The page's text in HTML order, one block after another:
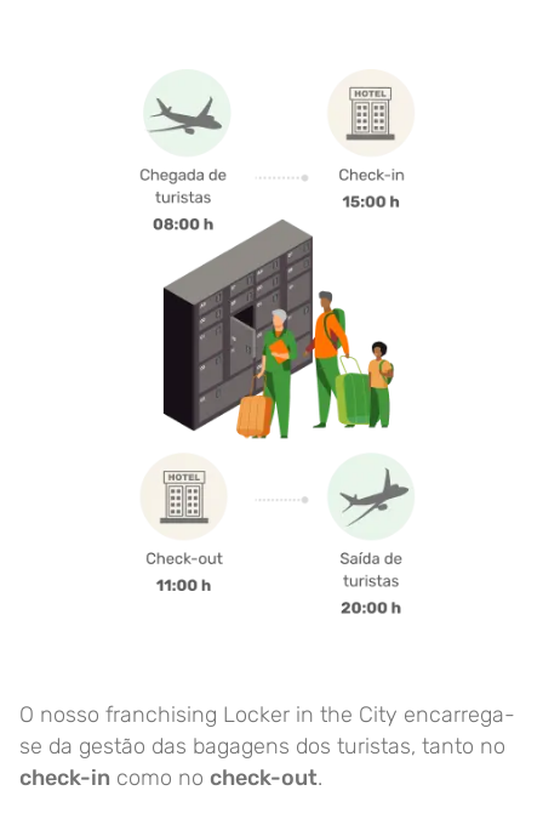
O nosso franchising Locker in the City encarrega-
se da gestão das bagagens dos turistas, tanto no
check-in como no check-out.